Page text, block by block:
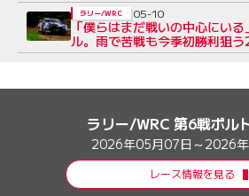
「僕らはまだ戦いの中心にい
ル。雨で苦戦も今季初勝利狙
イ3 コメント集
ラリー/WRC 05-10
ラリー/WRC 第6戦ポル
2026年05月07日～2026
レース情報を見る